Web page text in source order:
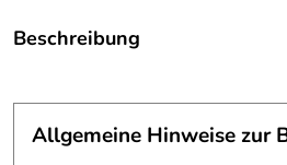
Beschreibung
Allgemeine Hinweise zur